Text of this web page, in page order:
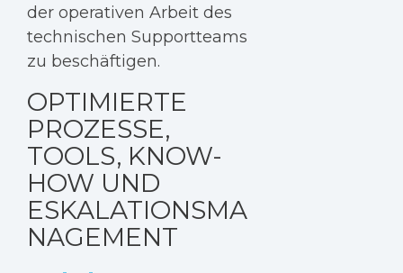
der operativen Arbeit des
technischen Supportteams
zu beschäftigen.
OPTIMIERTE
PROZESSE,
TOOLS, KNOW-
HOW UND
ESKALATIONSMA
NAGEMENT